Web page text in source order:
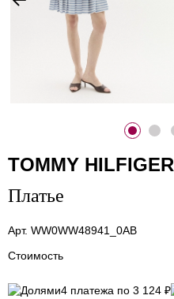
TOMMY HILFIGER
Платье
Арт. WW0WW48941_0AB
Стоимость
4 платежа по 3 124 ₽